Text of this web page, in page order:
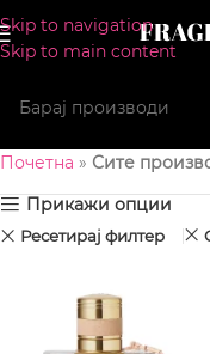
Skip to navigation
Skip to main content
Почетна » Сите
Прикажи опции
Ресетирај филтер